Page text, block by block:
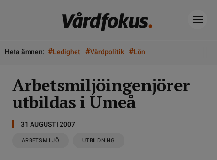
Heta ämnen: #Ledighet #Vårdpolitik #Lön
Arbetsmiljöingenjörer
utbildas i Umeå
31 AUGUSTI 2007
ARBETSMILJÖ UTBILDNING